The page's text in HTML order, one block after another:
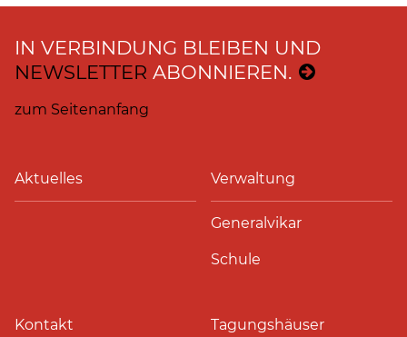
IN VERBINDUNG BLEIBEN UND
NEWSLETTER ABONNIEREN.
zum Seitenanfang
Aktuelles Verwaltung
Generalvikar
Schule
Kontakt Tagungshäuser